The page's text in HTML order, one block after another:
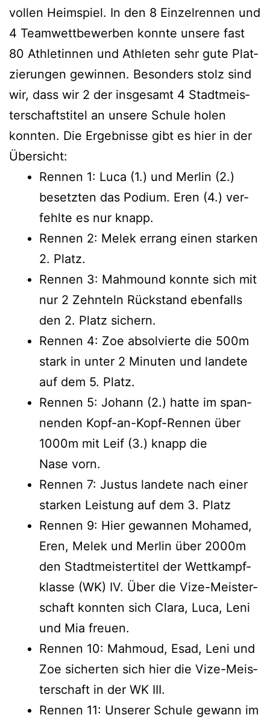
vol­len Heim­spiel. In den 8 Ein­zel­ren­nen und
4 Team­wett­be­wer­ben konn­te unse­re fast
80 Ath­le­tin­nen und Ath­le­ten sehr gute Plat­
zie­run­gen gewin­nen. Beson­ders stolz sind
wir, dass wir 2 der ins­ge­samt 4 Stadt­meis­
ter­schafts­ti­tel an unse­re Schu­le holen
konn­ten. Die Ergeb­nis­se gibt es hier in der
Übersicht:
Ren­nen 1: Luca (1.) und Mer­lin (2.)
besetz­ten das Podi­um. Eren (4.) ver­
fehl­te es nur knapp.
Ren­nen 2: Melek errang einen star­ken
2. Platz.
Ren­nen 3: Mah­mound konn­te sich mit
nur 2 Zehn­teln Rück­stand eben­falls
den 2. Platz sichern.
Ren­nen 4: Zoe absol­vier­te die 500m
stark in unter 2 Minu­ten und lan­de­te
auf dem 5. Platz.
Ren­nen 5: Johann (2.) hat­te im span­
nen­den Kopf-an-Kopf-Ren­nen über
1000m mit Leif (3.) knapp die
Nase vorn.
Ren­nen 7: Jus­tus lan­de­te nach einer
star­ken Leis­tung auf dem 3. Platz
Ren­nen 9: Hier gewan­nen Moha­med,
Eren, Melek und Mer­lin über 2000m
den Stadt­meis­ter­ti­tel der Wett­kampf­
klas­se (WK) IV. Über die Vize-Meis­ter­
schaft konn­ten sich Cla­ra, Luca, Leni
und Mia freuen.
Ren­nen 10: Mah­moud, Esad, Leni und
Zoe sicher­ten sich hier die Vize-Meis­
ter­schaft in der WK III.
Ren­nen 11: Unse­rer Schu­le gewann im